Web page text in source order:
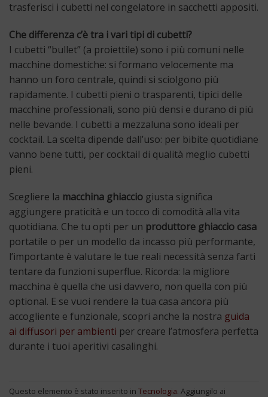
trasferisci i cubetti nel congelatore in sacchetti appositi.
Che differenza c’è tra i vari tipi di cubetti?
I cubetti “bullet” (a proiettile) sono i più comuni nelle
macchine domestiche: si formano velocemente ma
hanno un foro centrale, quindi si sciolgono più
rapidamente. I cubetti pieni o trasparenti, tipici delle
macchine professionali, sono più densi e durano di più
nelle bevande. I cubetti a mezzaluna sono ideali per
cocktail. La scelta dipende dall’uso: per bibite quotidiane
vanno bene tutti, per cocktail di qualità meglio cubetti
pieni.
Scegliere la macchina ghiaccio giusta significa
aggiungere praticità e un tocco di comodità alla vita
quotidiana. Che tu opti per un produttore ghiaccio casa
portatile o per un modello da incasso più performante,
l’importante è valutare le tue reali necessità senza farti
tentare da funzioni superflue. Ricorda: la migliore
macchina è quella che usi davvero, non quella con più
optional. E se vuoi rendere la tua casa ancora più
accogliente e funzionale, scopri anche la nostra guida
ai diffusori per ambienti per creare l’atmosfera perfetta
durante i tuoi aperitivi casalinghi.
Questo elemento è stato inserito in Tecnologia. Aggiungilo ai